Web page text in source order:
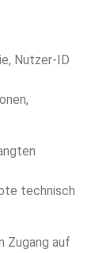
Nutzer-ID
technisch
Zugang auf